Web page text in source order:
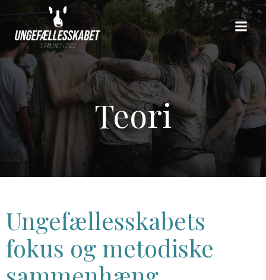
Skip
to
content
Teori
Ungefællesskabets
fokus og metodiske